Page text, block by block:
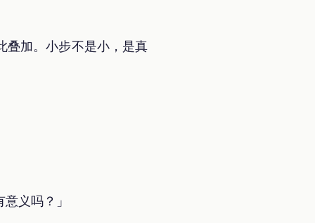
叠加。小步不是小，是真
义吗？」